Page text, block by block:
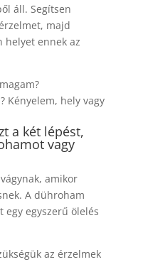
áll. Segítsen
majd
helyet ennek az
Kényelem, hely vagy
a két lépést,
vagy
amikor
A dühroham
egy egyszerű ölelés
az érzelmek